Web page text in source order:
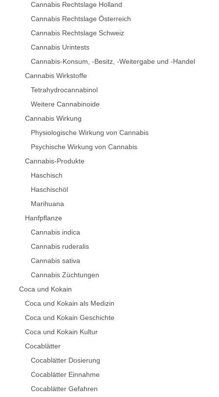
Cannabis Rechtslage Holland
Cannabis Rechtslage Österreich
Cannabis Rechtslage Schweiz
Cannabis Urintests
Cannabis-Konsum, -Besitz, -Weitergabe und -Handel
Cannabis Wirkstoffe
Tetrahydrocannabinol
Weitere Cannabinoide
Cannabis Wirkung
Physiologische Wirkung von Cannabis
Psychische Wirkung von Cannabis
Cannabis-Produkte
Haschisch
Haschischöl
Marihuana
Hanfpflanze
Cannabis indica
Cannabis ruderalis
Cannabis sativa
Cannabis Züchtungen
Coca und Kokain
Coca und Kokain als Medizin
Coca und Kokain Geschichte
Coca und Kokain Kultur
Cocablätter
Cocablätter Dosierung
Cocablätter Einnahme
Cocablätter Gefahren